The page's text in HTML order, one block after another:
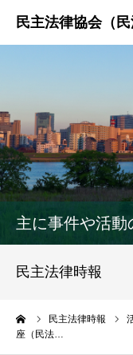
主に事件や活
民主法律時報
民主法律時報
座（民法…
民法協とは
民主法律時報
決議・声明・意